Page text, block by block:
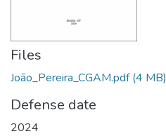
Files
João_Pereira_CGAM.pdf(4 MB)
Defense date
2024